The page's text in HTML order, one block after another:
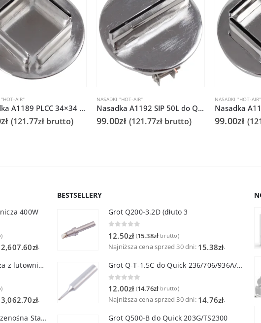
AIR"
Nasadka A1189 PLCC 34×34 do Quick 861DS/855PG/706
zł (121.77złbrutto)
NASADKI "HOT-AIR"
Nasadka A1192 SIP 50L do Quick 861DS/855PG/706
99.00zł (121.77złbrutto)
NASADKI "HOT-AIR"
99.00zł (
400W
2,607.60zł.
Quick TS6 Stacja lutownicza z lutownicą pincetową 60W
3,062.70zł.
Quick TR-1 Inteligentna Przenośna Stacja Hot-Air
BESTSELLERY
Grot Q200-3.2D (dłuto 3
12.50zł (15.38zł brutto)
Najniższa cena sprzed 30 dni: 15.38zł.
Grot Q-T-1.5C do Quick 236/706/936A/3104/3102/TS1100
12.00zł (14.76zł brutto)
Najniższa cena sprzed 30 dni: 14.76zł.
Grot Q500-B do Quick 203G/TS2300